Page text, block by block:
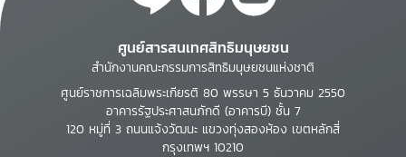
ศูนย์สารสนเทศสิทธิมนุษยชน
สำนักงานคณะกรรมการสิทธิมนุษยชนแห่งชาติ
ศูนย์ราชการเฉลิมพระเกียรติ 80 พรรษา 5 ธันวาคม 2550
อาคารรัฐประศาสนภักดี (อาคารบี) ชั้น 7
120 หมู่ที่ 3 ถนนแจ้งวัฒนะ แขวงทุ่งสองห้อง เขตหลักสี่
กรุงเทพฯ 10210